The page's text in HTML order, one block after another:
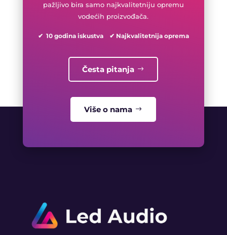
pažljivo bira samo najkvalitetniju opremu
vodećih proizvođača.
✔ 10 godina iskustva ✔ Najkvalitetnija oprema
Česta pitanja
Više o nama